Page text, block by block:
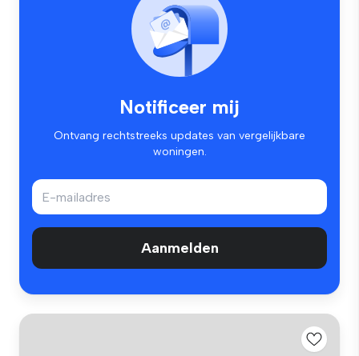
Notificeer mij
Ontvang rechtstreeks updates van vergelijkbare
woningen.
Aanmelden